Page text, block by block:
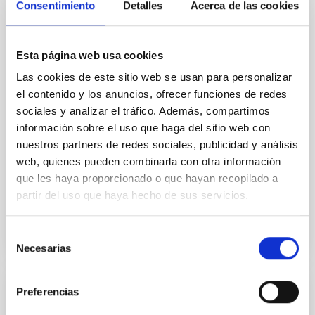
Consentimiento Detalles Acerca de las cookies
Esta página web usa cookies
Las cookies de este sitio web se usan para personalizar
el contenido y los anuncios, ofrecer funciones de redes
sociales y analizar el tráfico. Además, compartimos
información sobre el uso que haga del sitio web con
nuestros partners de redes sociales, publicidad y análisis
web, quienes pueden combinarla con otra información
que les haya proporcionado o que hayan recopilado a
partir del uso que haya hecho de sus servicios.
Necesarias
Preferencias
field orientation of star-forming dense cores and the
instead, however, that the orientation of cores and
their angular momentum vectors appear random
with respect to the larger-scale magnetic
Yin, Sean et al.
Fecha de publicación: 5 2026
BIBCODE 2026APJ..1003...83Y
CON ÁRBITRO